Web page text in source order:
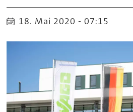
18. Mai 2020 - 07:15